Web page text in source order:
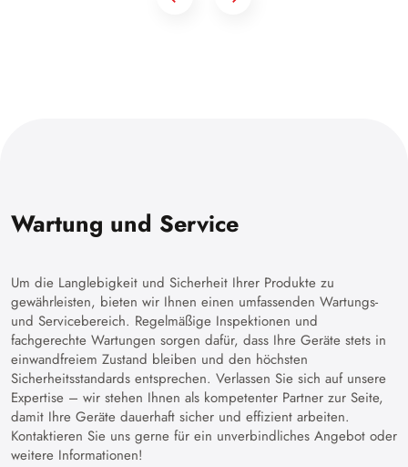
Wartung und Service
Um die Langlebigkeit und Sicherheit Ihrer Produkte zu
gewährleisten, bieten wir Ihnen einen umfassenden Wartungs-
und Servicebereich. Regelmäßige Inspektionen und
fachgerechte Wartungen sorgen dafür, dass Ihre Geräte stets in
einwandfreiem Zustand bleiben und den höchsten
Sicherheitsstandards entsprechen. Verlassen Sie sich auf unsere
Expertise – wir stehen Ihnen als kompetenter Partner zur Seite,
damit Ihre Geräte dauerhaft sicher und effizient arbeiten.
Kontaktieren Sie uns gerne für ein unverbindliches Angebot oder
weitere Informationen!